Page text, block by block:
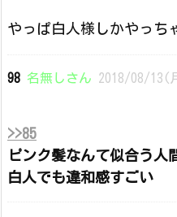
やっぱ白人様しかやっち
98 名無しさん 2018/08/13(
>>85
ピンク髪なんて似合う人
白人でも違和感すごい